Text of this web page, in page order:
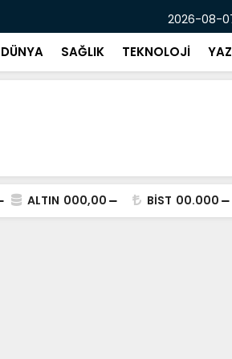
Mersin’de
2026-08-
DÜNYA SAĞLIK TEKNOLOJİ
ALTIN 000,00 BİST 00.000